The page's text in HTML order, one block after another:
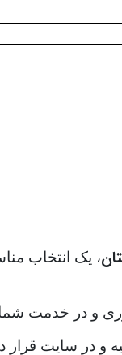
، یک انتخاب
و در خدمت
سایت قرار